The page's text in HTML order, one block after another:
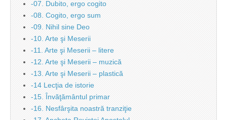
-07. Dubito, ergo cogito
-08. Cogito, ergo sum
-09. Nihil sine Deo
-10. Arte şi Meserii
-11. Arte şi Meserii – litere
-12. Arte şi Meserii – muzică
-13. Arte şi Meserii – plastică
-14 Lecţia de istorie
-15. Învăţământul primar
-16. Nesfârşita noastră tranziţie